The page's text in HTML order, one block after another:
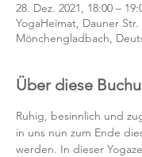
28. Dez. 2021, 18:00 –
YogaHeimat, Dauner Str.
Mönchengladbach,
Über diese
Ruhig, besinnlich und
in uns nun zum Ende
werden. In dieser